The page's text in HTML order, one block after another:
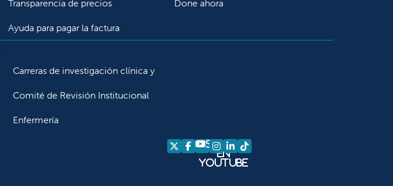
Transparencia de precios
Ayuda para pagar la factura
Done ahora
Carreras de investigación clínica y
Comité de Revisión Institucional
Enfermería
Síganos en X
Síganos en Facebook
Síganos
en
YouTube
Síganos en Instagram
Síganos en LinkedIn
Síganos en TikTok